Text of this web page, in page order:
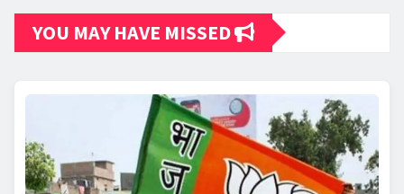
YOU MAY HAVE MISSED